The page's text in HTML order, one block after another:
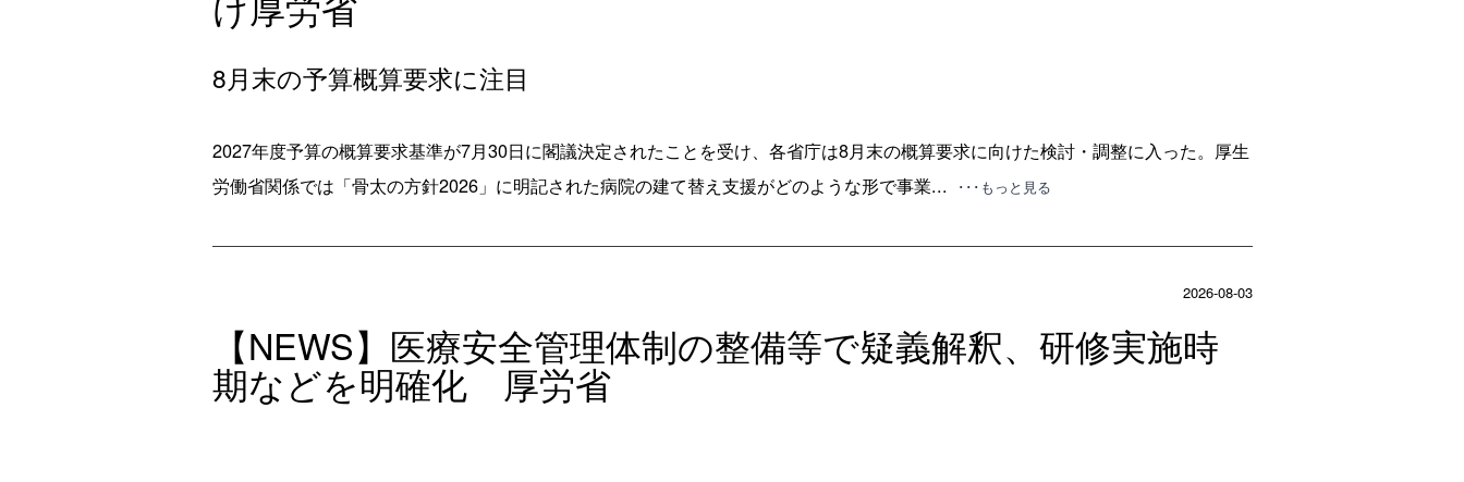
8月末の予算概算要求に注目
2027年度予算の概算要求基準が7月30日に閣議決定されたことを受け、各省庁は8月末の概算要求に向けた検討・調整に入った。厚生
労働省関係では「骨太の方針2026」に明記された病院の建て替え支援がどのような形で事業...
･･･もっと見る
2026-08-03
【NEWS】医療安全管理体制の整備等で疑義解釈、研修実施時
期などを明確化 厚労省